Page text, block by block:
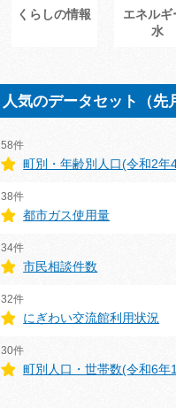
くらしの情報
エネルギ
水
人気のデータセット（先
58件
町別・年齢別人口(令和2年
38件
都市ガス使用量
34件
市民相談件数
32件
にぎわい交流館利用状況
30件
町別人口・世帯数(令和6年